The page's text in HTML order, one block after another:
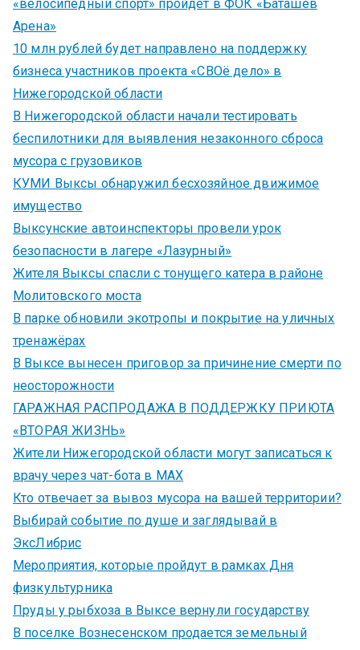
«велосипедный спорт» пройдет в ФОК «Баташев
Арена»
10 млн рублей будет направлено на поддержку
бизнеса участников проекта «СВОё дело» в
Нижегородской области
В Нижегородской области начали тестировать
беспилотники для выявления незаконного сброса
мусора с грузовиков
КУМИ Выксы обнаружил бесхозяйное движимое
имущество
Выксунские автоинспекторы провели урок
безопасности в лагере «Лазурный»
Жителя Выксы спасли с тонущего катера в районе
Молитовского моста
В парке обновили экотропы и покрытие на уличных
тренажёрах
В Выксе вынесен приговор за причинение смерти по
неосторожности
ГАРАЖНАЯ РАСПРОДАЖА В ПОДДЕРЖКУ ПРИЮТА
«ВТОРАЯ ЖИЗНЬ»
Жители Нижегородской области могут записаться к
врачу через чат-бота в MAX
Кто отвечает за вывоз мусора на вашей территории?
Выбирай событие по душе и заглядывай в
ЭксЛибрис
Мероприятия, которые пройдут в рамках Дня
физкультурника
Пруды у рыбхоза в Выксе вернули государству
В поселке Вознесенском продается земельный